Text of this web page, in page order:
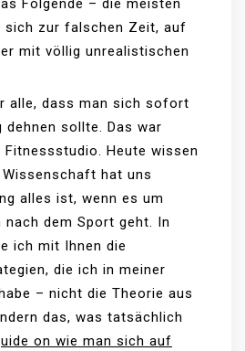
Folgende – die meisten
sich zur falschen Zeit, auf
mit völlig unrealistischen
alle, dass man sich sofort
dehnen sollte. Das war
Fitnessstudio. Heute wissen
hat uns
alles ist, wenn es um
dem Sport geht. In
ich mit Ihnen die
die ich in meiner
– nicht die Theorie aus
das, was tatsächlich
on wie man sich auf